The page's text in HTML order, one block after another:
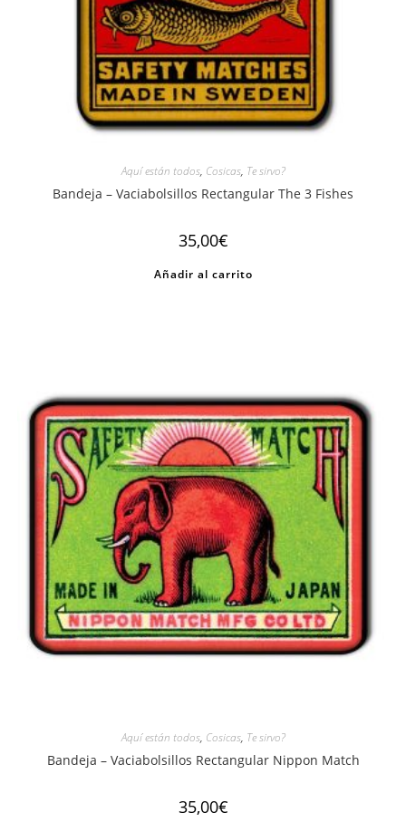
Aquí están todos, Cosicas, Te sirvo?
Bandeja – Vaciabolsillos Rectangular The 3 Fishes
35,00€
Añadir al carrito
Aquí están todos, Cosicas, Te sirvo?
Bandeja – Vaciabolsillos Rectangular Nippon Match
35,00€